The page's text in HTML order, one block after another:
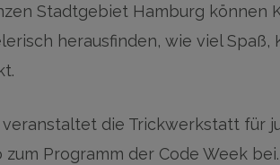
Stadtgebiet Hamburg können
herausfinden, wie viel Spaß,
die Trickwerkstatt für
Programm der Code Week bei.